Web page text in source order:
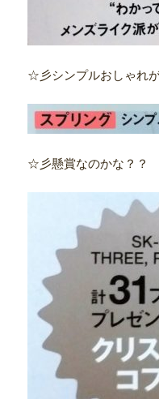
☆彡シンプルおしゃれ
☆彡懸賞なのかな？？